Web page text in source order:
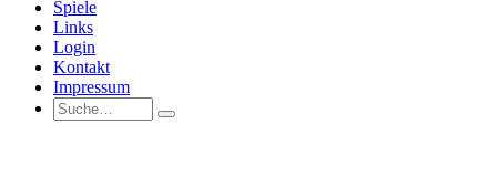
Spiele
Links
Login
Kontakt
Impressum